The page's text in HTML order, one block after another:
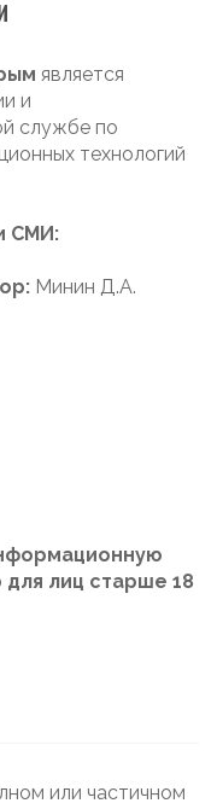
является
и
службе по
технологий
СМИ:
Минин Д.А.
лиц старше 18
или частичном